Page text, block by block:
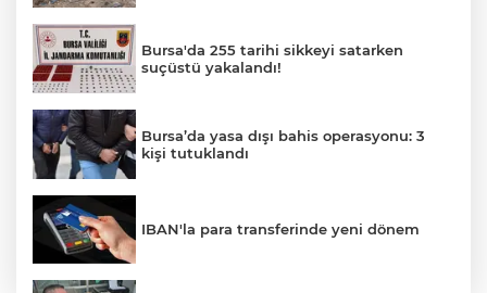
Bursa'da 255 tarihi sikkeyi satarken
suçüstü yakalandı!
Bursa’da yasa dışı bahis operasyonu: 3
kişi tutuklandı
IBAN'la para transferinde yeni dönem